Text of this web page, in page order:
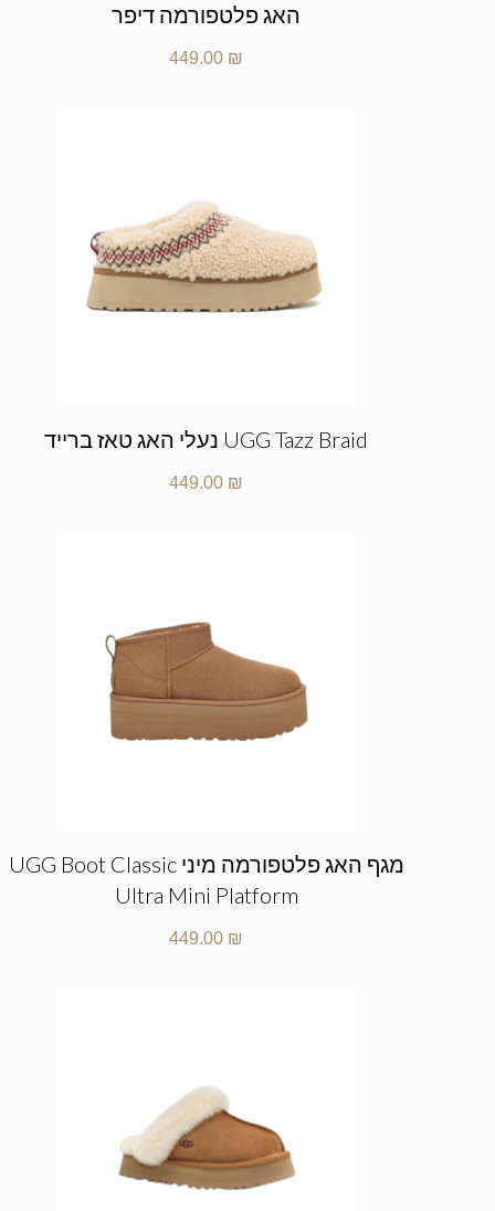
האג פלטפורמה דיפר
449.00 ₪
UGG Tazz Braid נעלי האג טאז ברייד
449.00 ₪
מגף האג פלטפורמה מיני UGG Boot Classic
Ultra Mini Platform
449.00 ₪